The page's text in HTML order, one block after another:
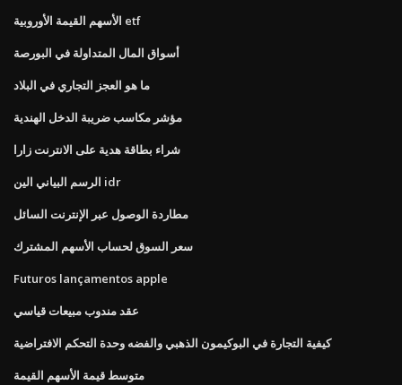
الأسهم القيمة الأوروبية etf
أسواق المال المتداولة في البورصة
ما هو العجز التجاري في البلاد
مؤشر مكاسب ضريبة الدخل الهندية
شراء بطاقة هدية على الانترنت زارا
الرسم البياني الين idr
مطاردة الوصول عبر الإنترنت السائل
سعر السوق لحساب الأسهم المشترك
Futuros lançamentos apple
عقد مندوب مبيعات قياسي
كيفية التجارة في البوكيمون الذهبي والفضه وحدة التحكم الافتراضية
متوسط ​​قيمة الأسهم القيمة